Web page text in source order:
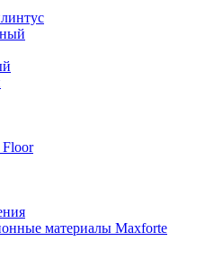
материалы Maxforte